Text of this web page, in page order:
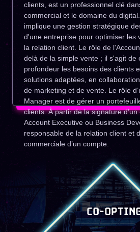
clients, est un professionnel clé
commercial et le domaine du
implique une gestion stratégique
d'une entreprise pour optimiser les
la relation client. Le rôle de
delà de la simple vente ; il s'agit de
profondeur les besoins des clients
solutions adaptées, en
de marketing et de vente. Le rôle
Manager est de gérer un
clients. À partir de la signature
Account Executive ou Business
responsable de la relation client et
commerciale d’un compte.
CO-